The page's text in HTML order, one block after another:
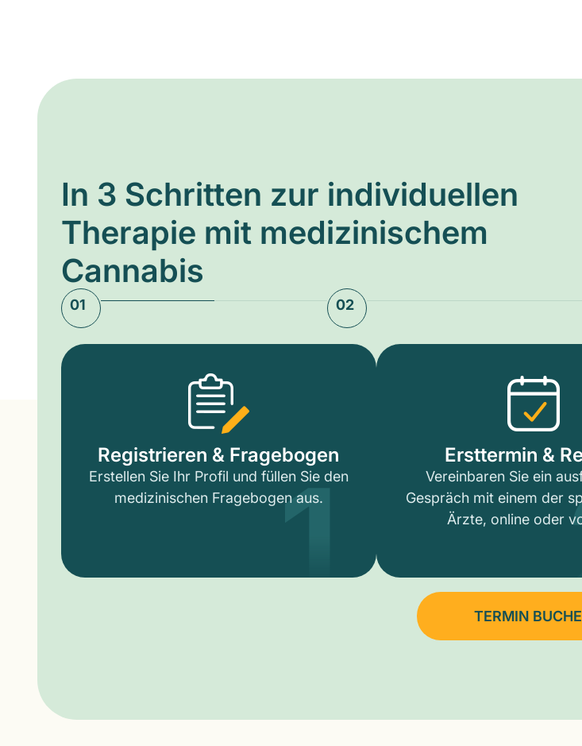
In 3 Schritten zur individuellen
Therapie mit medizinischem
Cannabis
01 02
Registrieren & Fragebogen
Erstellen Sie Ihr Profil und füllen Sie den
medizinischen Fragebogen aus.
1 Ersttermin &
Vereinbaren Sie ein
Gespräch mit einem der
Ärzte, online oder
TERMIN